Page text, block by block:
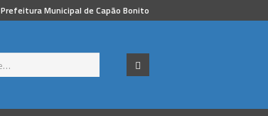
Prefeitura Municipal de Capão Bonito